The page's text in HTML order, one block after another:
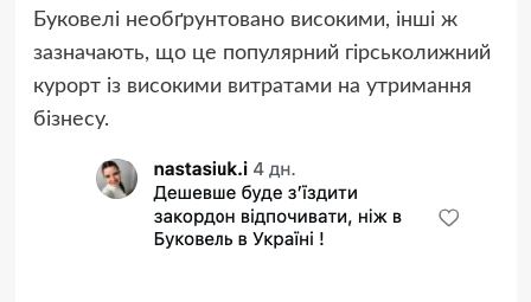
Буковелі необґрунтовано високими, інші ж
зазначають, що це популярний гірськолижний
курорт із високими витратами на утримання
бізнесу.